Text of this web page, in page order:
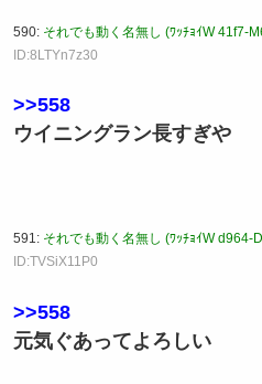
590: それでも動く名無し (ﾜｯﾁｮｲW 41f7-
ID:8LTYn7z30
>>558
ウイニングラン長すぎや
591: それでも動く名無し (ﾜｯﾁｮｲW d964-
ID:TVSiX11P0
>>558
元気ぐあってよろしい